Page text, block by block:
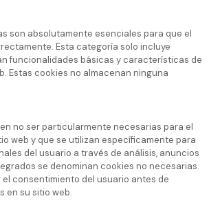
son absolutamente esenciales para que el
Esta categoría solo incluye
funcionalidades básicas y características de
Estas cookies no almacenan ninguna
no ser particularmente necesarias para el
web y que se utilizan específicamente para
del usuario a través de análisis, anuncios
se denominan cookies no necesarias.
consentimiento del usuario antes de
en su sitio web.